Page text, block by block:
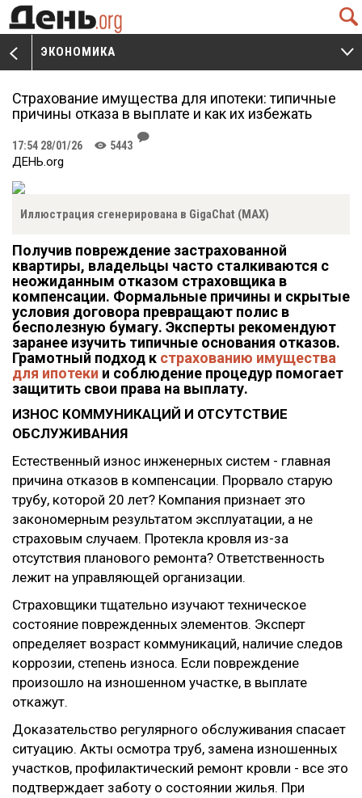
Q
V
ЭКОНОМИКА
W
Страхование имущества для ипотеки: типичные
причины отказа в выплате и как их избежать
17:54 28/01/26 K 5443
J
ДЕНЬ.org
Иллюстрация сгенерирована в GigaChat (MAX)
Получив повреждение застрахованной
квартиры, владельцы часто сталкиваются с
неожиданным отказом страховщика в
компенсации. Формальные причины и скрытые
условия договора превращают полис в
бесполезную бумагу. Эксперты рекомендуют
заранее изучить типичные основания отказов.
Грамотный подход к страхованию имущества
для ипотеки и соблюдение процедур помогает
защитить свои права на выплату.
ИЗНОС КОММУНИКАЦИЙ И ОТСУТСТВИЕ
ОБСЛУЖИВАНИЯ
Естественный износ инженерных систем - главная
причина отказов в компенсации. Прорвало старую
трубу, которой 20 лет? Компания признает это
закономерным результатом эксплуатации, а не
страховым случаем. Протекла кровля из-за
отсутствия планового ремонта? Ответственность
лежит на управляющей организации.
Страховщики тщательно изучают техническое
состояние поврежденных элементов. Эксперт
определяет возраст коммуникаций, наличие следов
коррозии, степень износа. Если повреждение
произошло на изношенном участке, в выплате
откажут.
Доказательство регулярного обслуживания спасает
ситуацию. Акты осмотра труб, замена изношенных
участков, профилактический ремонт кровли - все это
подтверждает заботу о состоянии жилья. При